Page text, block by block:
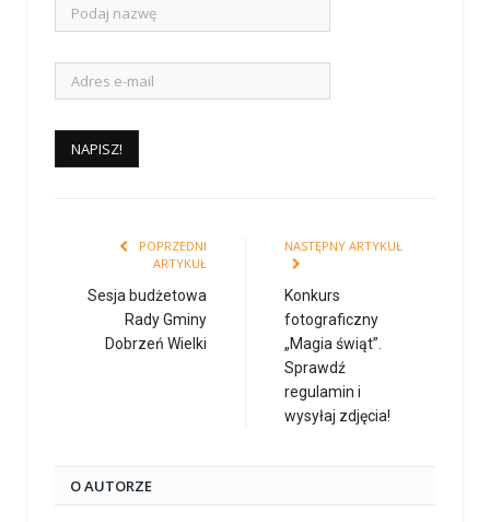
POPRZEDNI
ARTYKUŁ
Sesja budżetowa
Rady Gminy
Dobrzeń Wielki
NASTĘPNY ARTYKUŁ
Konkurs
fotograficzny
„Magia świąt”.
Sprawdź
regulamin i
wysyłaj zdjęcia!
O AUTORZE